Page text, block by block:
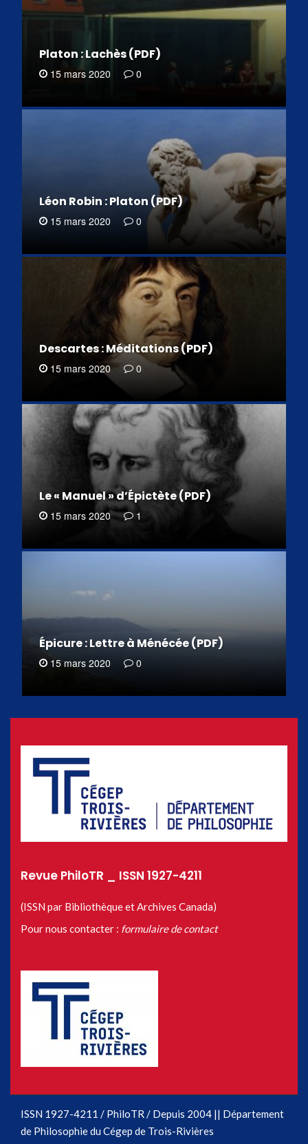
Platon : Lachès (PDF)
15 mars 2020 0
Léon Robin : Platon (PDF)
15 mars 2020 0
Descartes : Méditations (PDF)
15 mars 2020 0
Le « Manuel » d’Épictète (PDF)
15 mars 2020 1
Épicure : Lettre à Ménécée (PDF)
15 mars 2020 0
Revue PhiloTR _ ISSN 1927-4211
(ISSN par Bibliothèque et Archives Canada)
Pour nous contacter : formulaire de contact
ISSN 1927-4211 / PhiloTR / Depuis 2004 || Département
de Philosophie du Cégep de Trois-Rivières